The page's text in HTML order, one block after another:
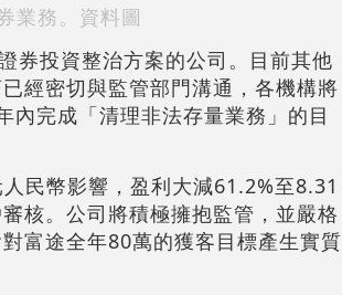
業務。資料圖
券投資整治方案的公司。目前其他
經密切與監管部門溝通，各機構將
內完成「清理非法存量業務」的目
民幣影響，盈利大減61.2%至8.31
核。公司將積極擁抱監管，並嚴格
富途全年80萬的獲客目標產生實質